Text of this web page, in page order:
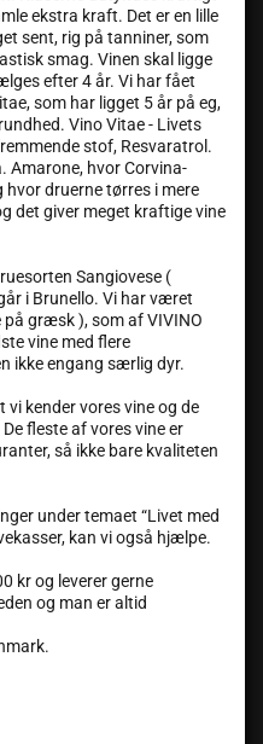
ekstra kraft. Det er en lille
sent, rig på tanniner, som
smag. Vinen skal ligge
efter 4 år. Vi har fået
som har ligget 5 år på eg,
Vino Vitae - Livets
stof, Resvaratrol.
Amarone, hvor Corvina-
druerne tørres i mere
det giver meget kraftige vine
Sangiovese (
i Brunello. Vi har været
på græsk ), som af VIVINO
vine med flere
ikke engang særlig dyr.
vi kender vores vine og de
fleste af vores vine er
så ikke bare kvaliteten
under temaet “Livet med
kan vi også hjælpe.
kr og leverer gerne
og man er altid